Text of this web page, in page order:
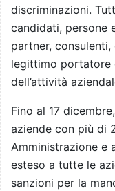
discriminazioni.
candidati, persone
partner,
legittimo portatore
dell’attività
Fino al 17
aziende con più di
Amministrazione e
esteso a tutte le
sanzioni per la